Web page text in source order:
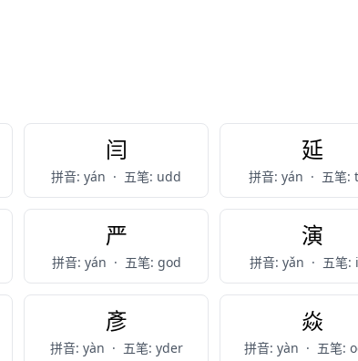
闫
拼音: yán · 五笔: udd
延
拼音: yán · 五笔:
严
拼音: yán · 五笔: god
演
拼音: yǎn · 五笔:
彥
拼音: yàn · 五笔: yder
焱
拼音: yàn · 五笔: